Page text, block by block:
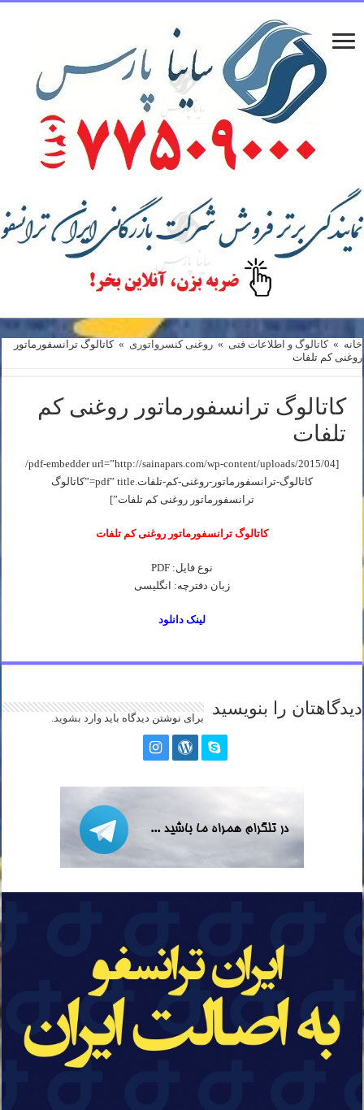
خانه » کاتالوگ و اطلاعات فنی » روغنی کنسرواتوری » کاتالوگ ترانسفورماتور
روغنی کم تلفات
کاتالوگ ترانسفورماتور روغنی کم
تلفات
[pdf-embedder url=”http://sainapars.com/wp-content/uploads/2015/04/
کاتالوگ-ترانسفورماتور-روغنی-کم-تلفات.pdf” title=”کاتالوگ
ترانسفورماتور روغنی کم تلفات”]
کاتالوگ ترانسفورماتور روغنی کم تلفات
نوع فایل: PDF
زبان دفترچه: انگلیسی
لینک دانلود
دیدگاهتان را بنویسید برای نوشتن دیدگاه بایدوارد بشوید.